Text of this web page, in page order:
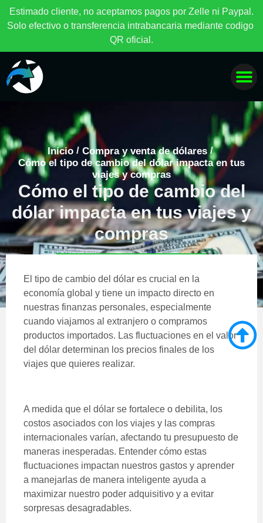
Estimado c iente, no aceptamos pagos por Ze e ni Paypa .
So o efectivo o transferencia intrabancaria mediante codigo
QR oficia .
Inicio / Compra y venta de dólares /
Cómo el tipo de cambio del dólar impacta en tus
viajes y compras
Cómo el tipo de cambio del
dólar impacta en tus viajes y
compras
El tipo de cambio del dólar es crucial en la
economía global y tiene un impacto directo en
nuestras finanzas personales, especialmente
cuando viajamos al extranjero o compramos
productos importados. Las fluctuaciones en el valor
del dólar determinan los precios finales de los
viajes que quieres realizar.
A medida que el dólar se fortalece o debilita, los
costos asociados con los viajes y las compras
internacionales varían, afectando tu presupuesto de
maneras inesperadas. Entender cómo estas
fluctuaciones impactan nuestros gastos y aprender
a manejarlas de manera inteligente ayuda a
maximizar nuestro poder adquisitivo y a evitar
sorpresas desagradables.